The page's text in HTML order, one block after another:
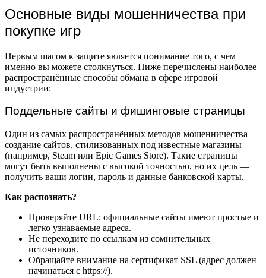
Основные виды мошенничества при
покупке игр
Первым шагом к защите является понимание того, с чем
именно вы можете столкнуться. Ниже перечислены наиболее
распространённые способы обмана в сфере игровой
индустрии:
Поддельные сайты и фишинговые страницы
Один из самых распространённых методов мошенничества —
создание сайтов, стилизованных под известные магазины
(например, Steam или Epic Games Store). Такие страницы
могут быть выполнены с высокой точностью, но их цель —
получить ваши логин, пароль и данные банковской карты.
Как распознать?
Проверяйте URL: официальные сайты имеют простые и
легко узнаваемые адреса.
Не переходите по ссылкам из сомнительных
источников.
Обращайте внимание на сертификат SSL (адрес должен
начинаться с https://).